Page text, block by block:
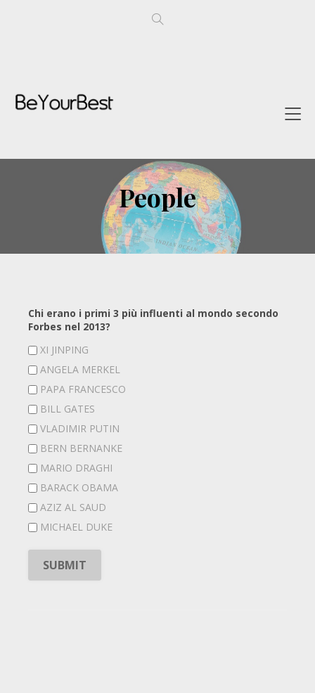
People
Chi erano i primi 3 più influenti al mondo secondo
Forbes nel 2013?
XI JINPING
ANGELA MERKEL
PAPA FRANCESCO
BILL GATES
VLADIMIR PUTIN
BERN BERNANKE
MARIO DRAGHI
BARACK OBAMA
AZIZ AL SAUD
MICHAEL DUKE